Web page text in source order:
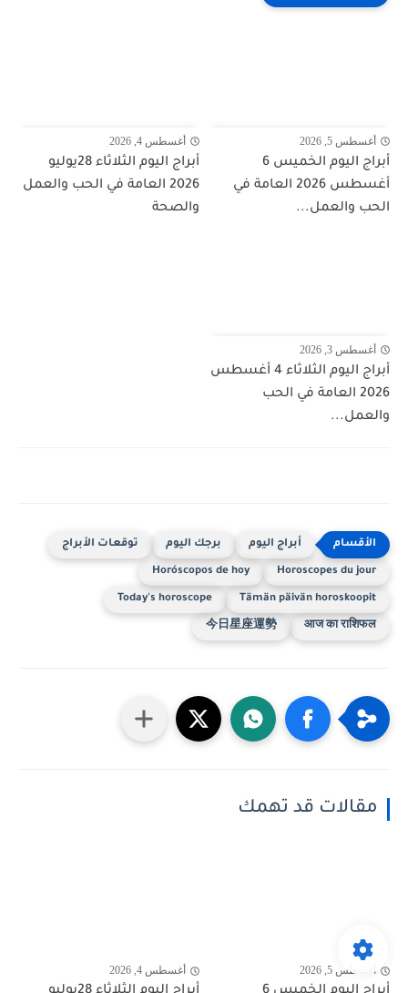
أغسطس 5, 2026
أبراج اليوم الخميس 6
أغسطس 2026 العامة في
الحب والعمل...
أغسطس 4, 2026
أبراج اليوم الثلاثاء 28يوليو
2026 العامة في الحب والعمل
والصحة
أغسطس 3, 2026
أبراج اليوم الثلاثاء 4 أغسطس
2026 العامة في الحب
والعمل...
أبراج اليوم برجك اليوم توقعات الأبراج
Horoscopes du jour
Horóscopos de hoy
Tämän päivän horoskoopit
Today's horoscope
आज का राशिफल
今日星座運勢
مقالات قد تهمك
أغسطس 5, 2026 أغسطس 4, 2026